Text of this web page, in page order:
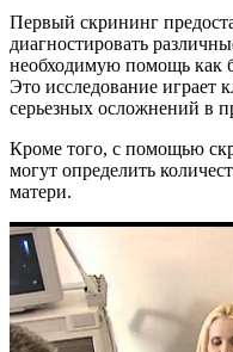
Первый скрининг
диагностировать
необходимую помощь как
Это исследование играет
серьезных осложнений в
Кроме того, с помощью
могут определить
матери.